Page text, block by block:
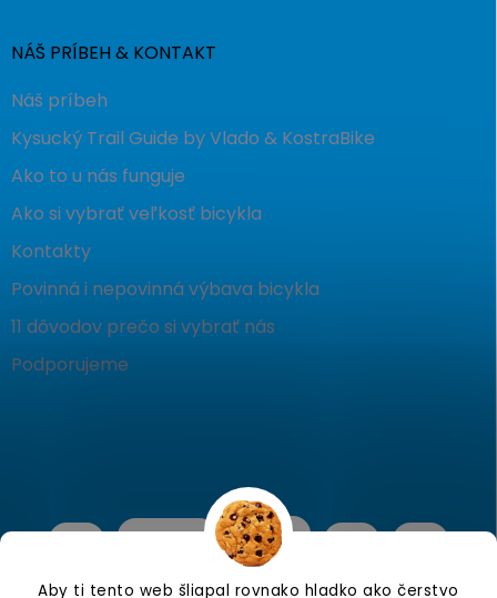
Aby ti tento web šliapal rovnako hladko ako čerstvo
NÁŠ PRÍBEH & KONTAKT
Náš príbeh
Kysucký Trail Guide by Vlado & KostraBike
Ako to u nás funguje
Ako si vybrať veľkosť bicykla
Kontakty
Povinná i nepovinná výbava bicykla
11 dôvodov prečo si vybrať nás
Podporujeme